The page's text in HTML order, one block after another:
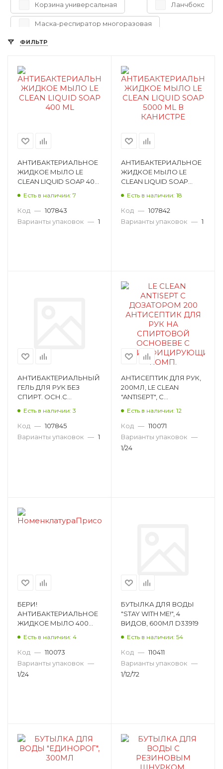
Корзина универсальная Ланчбокс
Маска-респиратор многоразовая
Повязка гигиеническая многоразовая
Поднос Прогресс
Салфетка для пола
Салфетки сервировочные
Средство для мытья посуды
Средство для стирки
Средство для твердых поверхностей
ФИЛЬТР
АНТИБАКТЕРИАЛЬНОЕ
ЖИДКОЕ МЫЛО LE
CLEAN LIQUID SOAP 400
Есть в наличии: 7
Код — 107843
Варианты упаковок — 1
АНТИБАКТЕРИАЛЬНОЕ
ЖИДКОЕ МЫЛО LE
CLEAN LIQUID SOAP
Есть в наличии: 18
Код — 107842
Варианты упаковок — 1
АНТИБАКТЕРИАЛЬНЫЙ
ГЕЛЬ ДЛЯ РУК БЕЗ
СПИРТ. ОСН.С
HANDS ГЕЛЬ 5000 ML
LC-G5000NS
Есть в наличии: 3
Код — 107845
Варианты упаковок — 1
АНТИСЕПТИК ДЛЯ РУК,
200МЛ, LE CLEAN
"ANTISEPT", С
LC-L200SD
Есть в наличии: 12
Код — 110071
Варианты упаковок —
1/24
БЕРИ!
АНТИБАКТЕРИАЛЬНОЕ
ЖИДКОЕ МЫЛО 400
Есть в наличии: 4
Код — 110073
Варианты упаковок —
1/24
БУТЫЛКА ДЛЯ ВОДЫ
"STAY WITH ME!", 4
ВИДОВ, 600МЛ D33919
Есть в наличии: 54
Код — 110411
Варианты упаковок —
1/12/72